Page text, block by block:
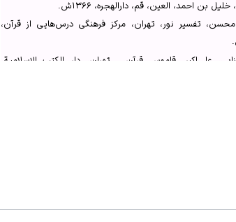
بن احمد، العین، قم، دارالهجره، ۱۳۶۶ش.
محسن، تفسیر نور، تهران، مرکز فرهنگی درس‌هایی از قرآن،
علی‌اکبر، قاموس قرآن، ‏ تهران، دار الکتب الإسلامیة،